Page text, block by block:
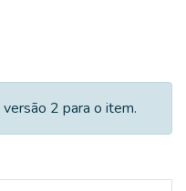
2 para o item.